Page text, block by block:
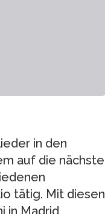
in den
auf die nächste
tätig. Mit diesen